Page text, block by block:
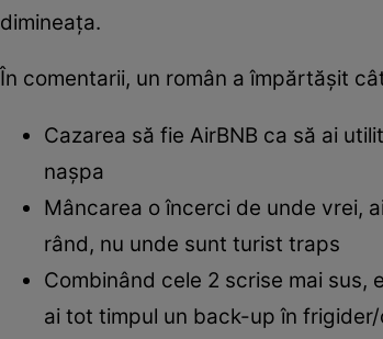
dimineața.
În comentarii, un român a împărtășit
Cazarea să fie AirBNB ca să ai
nașpa
Mâncarea o încerci de unde vrei,
rând, nu unde sunt turist traps
Combinând cele 2 scrise mai sus,
ai tot timpul un back-up în